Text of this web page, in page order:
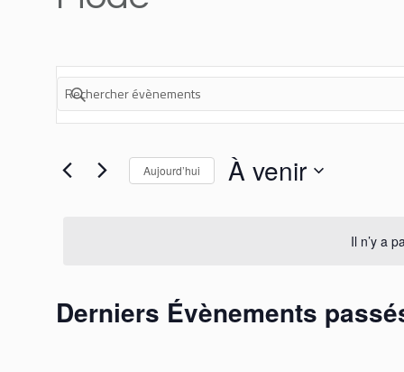
Il n’y a
RECHERCHE
ET
NAVIGATION
DE
VUES
Saisir
mot-
Évènements
Aujourd’hui À venir
Derniers Évènements